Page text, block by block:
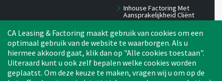
Inhouse Factoring Met
Aansprakelijkheid Cliënt
International factoring pass
Offerte aanvragen
CA Leasing & Factoring maakt gebruik van cookies om een
optimaal gebruik van de website te waarborgen. Als u
hiermee akkoord gaat, klik dan op "Alle cookies toestaan".
Uiteraard kunt u ook zelf bepalen welke cookies worden
geplaatst. Om deze keuze te maken, vragen wij u om op de